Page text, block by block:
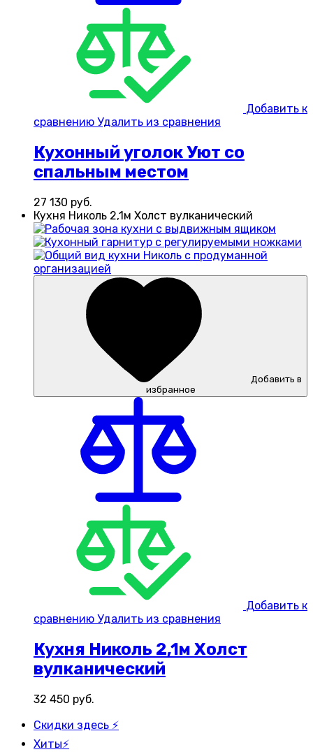
Добавить к
сравнению Удалить из сравнения
Кухонный уголок Уют со
спальным местом
27 130 руб.
Кухня Николь 2,1м Холст вулканический
Добавить в
избранное
Добавить к
сравнению Удалить из сравнения
Кухня Николь 2,1м Холст
вулканический
32 450 руб.
Скидки здесь ⚡
Хиты⚡